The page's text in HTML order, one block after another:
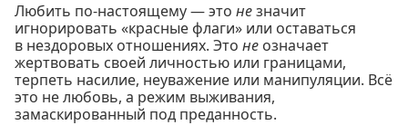
Любить по-настоящему — это незначит
игнорировать «красные флаги» или оставаться
в нездоровых отношениях. Это не означает
жертвовать своей личностью или границами,
терпеть насилие, неуважение или манипуляции. Всё
это не любовь, а режим выживания,
замаскированный под преданность.